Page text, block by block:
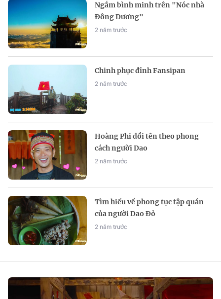
Ngắm bình minh trên "Nóc nhà
Đông Dương"
2 năm trước
Chinh phục đỉnh Fansipan
2 năm trước
Hoàng Phi đổi tên theo phong
cách người Dao
2 năm trước
Tìm hiểu về phong tục tập quán
của người Dao Đỏ
2 năm trước